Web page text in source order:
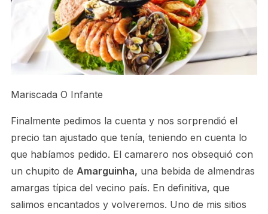
Mariscada O Infante
Finalmente pedimos la cuenta y nos sorprendió el
precio tan ajustado que tenía, teniendo en cuenta lo
que habíamos pedido. El camarero nos obsequió con
un chupito de Amarguinha, una bebida de almendras
amargas típica del vecino país. En definitiva, que
salimos encantados y volveremos. Uno de mis sitios